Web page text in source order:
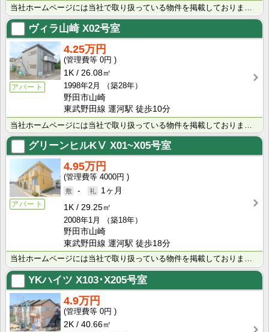
ヴィラ山崎X02号室
アパート
4.25万円
0円
1K
26.08㎡
1998年2月
（築28年）
野田市山崎
東武野田線 運河駅 徒歩10分
グリーンヒルKⅤ X01~X05号室
アパート
4.95万円
4000円
-
1ヶ月
1K
29.25㎡
2008年1月
（築18年）
野田市山崎
東武野田線 運河駅 徒歩18分
当社ホームページには当社で取り扱っている物件を掲載しております。 現在の募集状況に関しては、スタッフ･･･
YKハイツ X103･X205号室
4.9万円
0円
2K
40.66㎡